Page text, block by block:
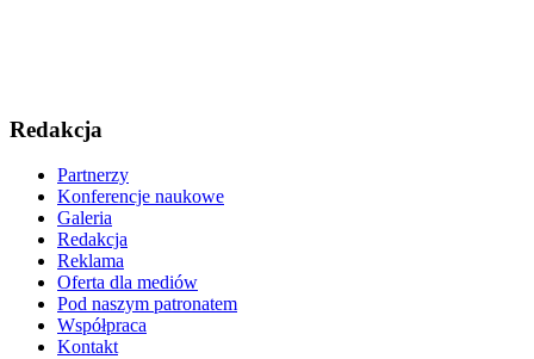
Redakcja
Partnerzy
Konferencje naukowe
Galeria
Redakcja
Reklama
Oferta dla mediów
Pod naszym patronatem
Współpraca
Kontakt